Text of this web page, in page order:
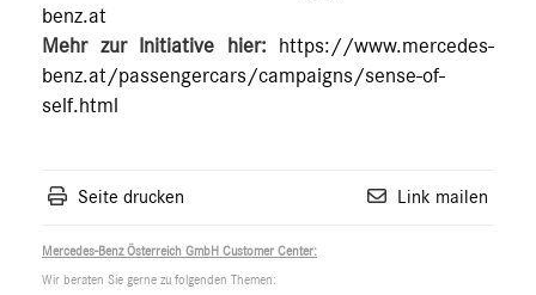
benz.at
Mehr zur Initiative hier:
https://www.mercedes-
benz.at/passengercars/campaigns/sense-of-
self.html
Seite drucken Link mailen
Mercedes-Benz Österreich GmbH Customer Center:
Wir beraten Sie gerne zu folgenden Themen: